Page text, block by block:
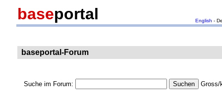
baseportal English -
baseportal-Forum
Suche im Forum: Gross/